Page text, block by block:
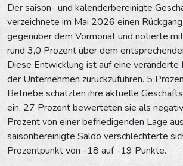
Der saison- und kalenderbereinigte
verzeichnete im Mai 2026 einen
gegenüber dem Vormonat und notierte
rund 3,0 Prozent über dem
Diese Entwicklung ist auf eine
der Unternehmen zurück­zuführen. 5
Betriebe schätzten ihre aktuelle
ein, 27 Prozent bewerteten sie als
Prozent von einer befriedigenden Lage
saisonbereinigte Saldo verschlechterte
Prozentpunkt von -18 auf -19 Punkte.